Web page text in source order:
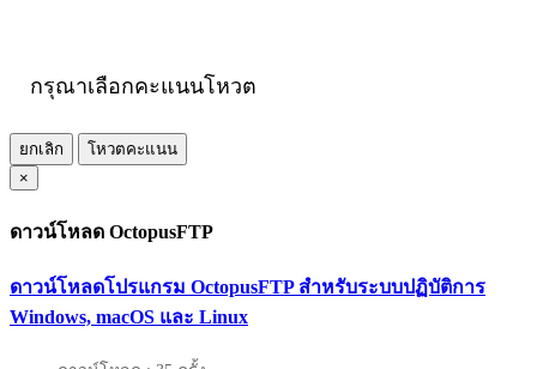
กรุณาเลือกคะแนนโหวต
ยกเลิก
โหวตคะแนน
×
ดาวน์โหลด OctopusFTP
ดาวน์โหลดโปรแกรม OctopusFTP สำหรับระบบปฏิบัติการ
Windows, macOS และ Linux